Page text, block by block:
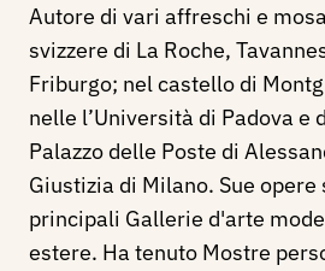
Autore di vari affreschi e
svizzere di La Roche,
Friburgo; nel castello di
nelle l’Università di Padova e
Palazzo delle Poste di
Giustizia di Milano. Sue
principali Gallerie d'arte
estere. Ha tenuto Mostre